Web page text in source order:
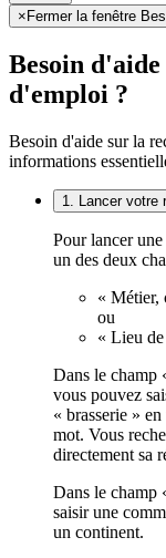
× Fermer la fenêtre
Besoin
d'emploi ?
Besoin d'aide sur la
informations
1. Lancer votre
Pour lancer
un des deux
« Métier,
ou
« Lieu
Dans le champ
vous pouvez
« brasserie »
mot. Vous
directement sa
Dans le champ
saisir une
un continent.